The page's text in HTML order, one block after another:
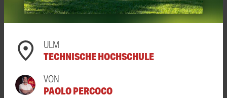
ULM
TECHNISCHE HOCHSCHULE
VON
PAOLO PERCOCO